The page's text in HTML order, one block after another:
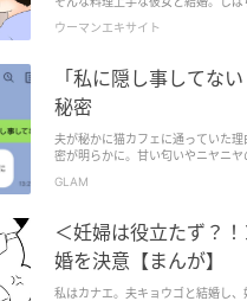
ウーマンエキサイト
「私に隠し事してな
秘密
夫が秘かに猫カフェに通っていた
密が明らかに。甘い匂いやニヤニ
GLAM
＜妊婦は役立たず？
婚を決意【まんが】
私はカナエ。夫キョウゴと結婚し